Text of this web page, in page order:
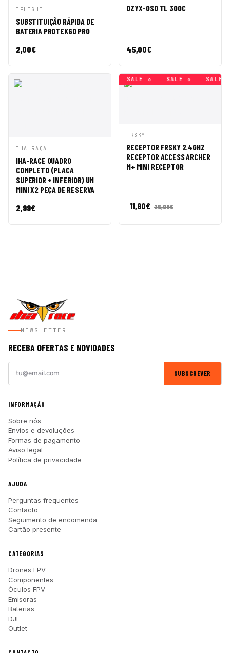
VISTA
RÁPIDA
AO CARRINHO
IFLIGHT
SUBSTITUIÇÃO RÁPIDA DE
BATERIA PROTEK60 PRO
2,00€
RÁPIDA
AO CARRINHO
OZYX-OSD TL 300C
45,00€
VISTA
RÁPIDA
AO CARRINHO
IHA RAÇA
IHA-RACE QUADRO
COMPLETO (PLACA
SUPERIOR + INFERIOR) UM
MINI X2 PEÇA DE RESERVA
2,99€
SALE ◇ SALE ◇ SALE ◇ SALE ◇
VISTA
RÁPIDA
AO CARRINHO
FRSKY
RECEPTOR FRSKY 2.4GHZ
RECEPTOR ACCESS ARCHER
M+ MINI RECEPTOR
11,90€ 25,90€
NEWSLETTER
RECEBA OFERTAS E NOVIDADES
SUBSCREVER
INFORMAÇÃO
Sobre nós
Envios e devoluções
Formas de pagamento
Aviso legal
Política de privacidade
AJUDA
Perguntas frequentes
Contacto
Seguimento de encomenda
Cartão presente
CATEGORIAS
Drones FPV
Componentes
Óculos FPV
Emisoras
Baterias
DJI
Outlet